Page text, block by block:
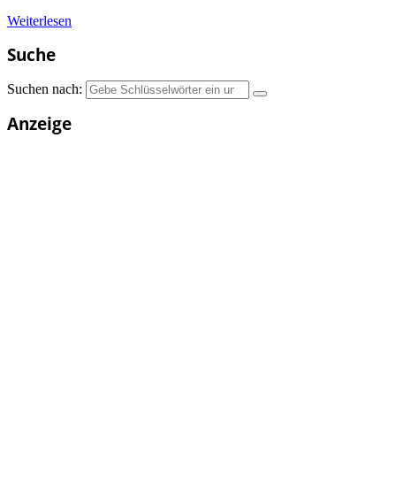
Weiterlesen
Suche
Suchen nach:
Anzeige